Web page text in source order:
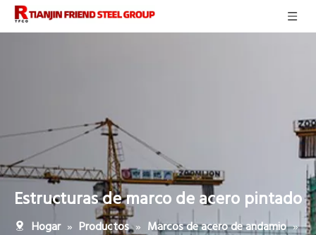
Estructuras de marco de acero pintado
Hogar » Productos » Marcos de acero de andamio »